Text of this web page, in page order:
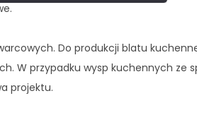
Do produkcji blatu
W przypadku wysp kuchennych ze
projektu.